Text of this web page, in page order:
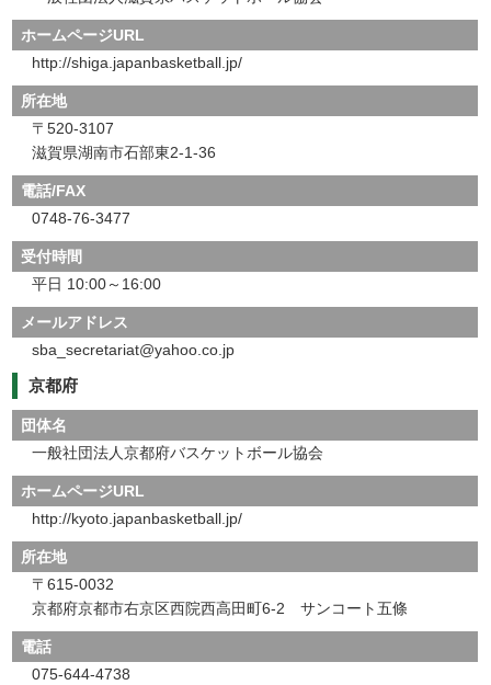
ホームページURL
http://shiga.japanbasketball.jp/
所在地
〒520-3107
滋賀県湖南市石部東2-1-36
電話/FAX
0748-76-3477
受付時間
平日 10:00～16:00
メールアドレス
sba_secretariat@yahoo.co.jp
京都府
団体名
一般社団法人京都府バスケットボール協会
ホームページURL
http://kyoto.japanbasketball.jp/
所在地
〒615-0032
京都府京都市右京区西院西高田町6-2 サンコート五條
電話
075-644-4738